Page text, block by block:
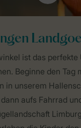
ist das
Beginne den Tag
in unserem
aufs Fahrrad